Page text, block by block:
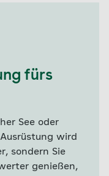
fürs
See oder
wird
sondern Sie
genießen,